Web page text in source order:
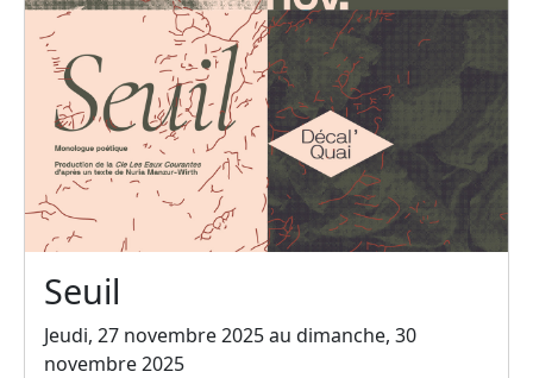
Seuil
Jeudi, 27 novembre 2025 au dimanche, 30
novembre 2025